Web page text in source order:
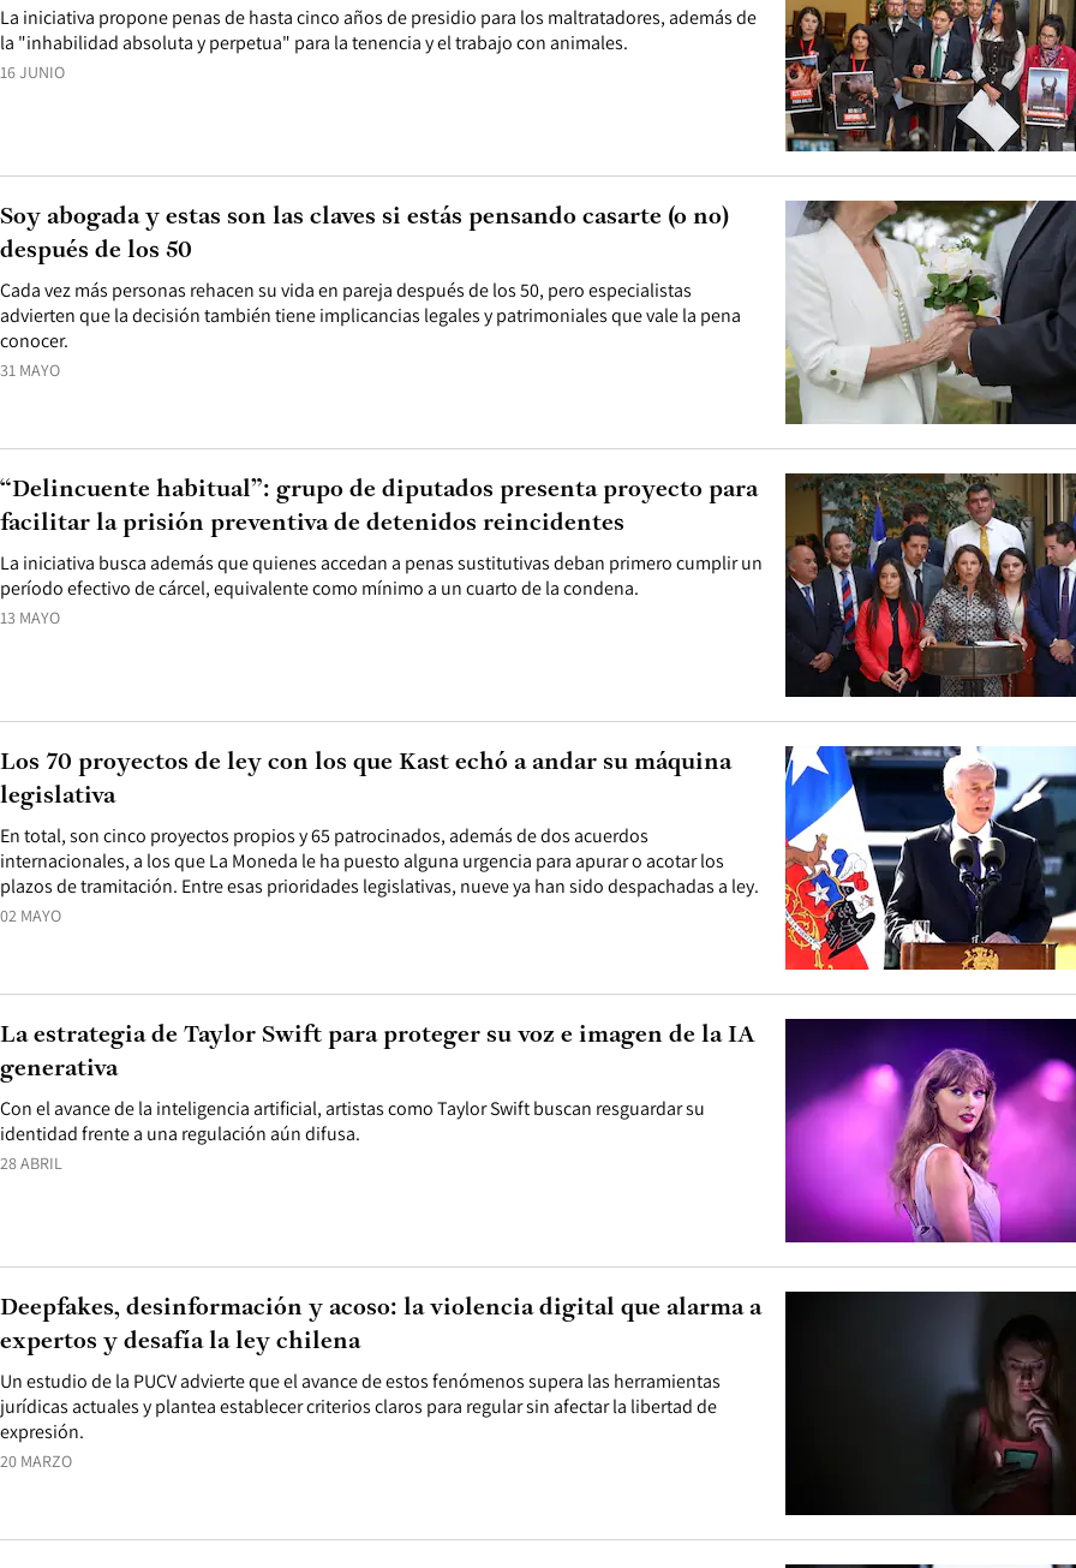
16 JUNIO
La iniciativa propone penas de hasta cinco años de presidio para los maltratadores, además de
la "inhabilidad absoluta y perpetua" para la tenencia y el trabajo con animales.
31 MAYO
Cada vez más personas rehacen su vida en pareja después de los 50, pero especialistas
advierten que la decisión también tiene implicancias legales y patrimoniales que vale la pena
conocer.
Soy abogada y estas son las claves si estás pensando casarte (o no)
después de los 50
13 MAYO
La iniciativa busca además que quienes accedan a penas sustitutivas deban primero cumplir un
período efectivo de cárcel, equivalente como mínimo a un cuarto de la condena.
“Delincuente habitual”: grupo de diputados presenta proyecto para
facilitar la prisión preventiva de detenidos reincidentes
02 MAYO
En total, son cinco proyectos propios y 65 patrocinados, además de dos acuerdos
internacionales, a los que La Moneda le ha puesto alguna urgencia para apurar o acotar los
plazos de tramitación. Entre esas prioridades legislativas, nueve ya han sido despachadas a ley.
Los 70 proyectos de ley con los que Kast echó a andar su máquina
legislativa
28 ABRIL
Con el avance de la inteligencia artificial, artistas como Taylor Swift buscan resguardar su
identidad frente a una regulación aún difusa.
La estrategia de Taylor Swift para proteger su voz e imagen de la IA
generativa
20 MARZO
Un estudio de la PUCV advierte que el avance de estos fenómenos supera las herramientas
jurídicas actuales y plantea establecer criterios claros para regular sin afectar la libertad de
expresión.
Deepfakes, desinformación y acoso: la violencia digital que alarma a
expertos y desafía la ley chilena